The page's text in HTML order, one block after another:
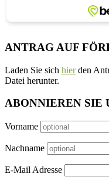
ANTRAG AUF
Laden Sie sich hierden
Datei herunter.
ABONNIEREN SIE
Vorname
Nachname
E-Mail Adresse